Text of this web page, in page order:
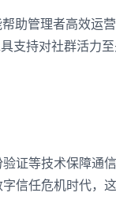
助管理者高效运
支持对社群活力
证等技术保障通
信任危机时代，